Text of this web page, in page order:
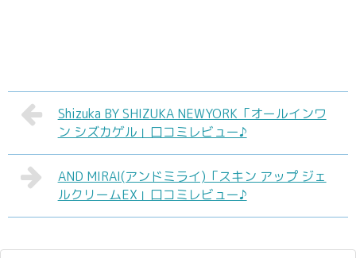
Shizuka BY SHIZUKA NEWYORK「オールインワ
ン シズカゲル」口コミレビュー♪
AND MIRAI(アンドミライ)「スキン アップ ジェ
ルクリームEX」口コミレビュー♪